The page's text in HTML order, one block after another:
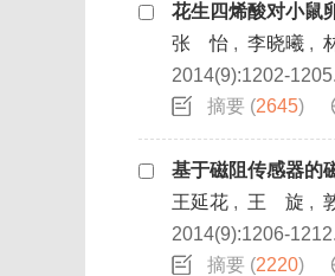
花生四烯酸对小鼠
张 怡 , 李晓曦 ,
2014(9):1202-1205.
摘要 (2645)
基于磁阻传感器的
王延花 , 王 旋 ,
2014(9):1206-1212.
摘要 (2220)